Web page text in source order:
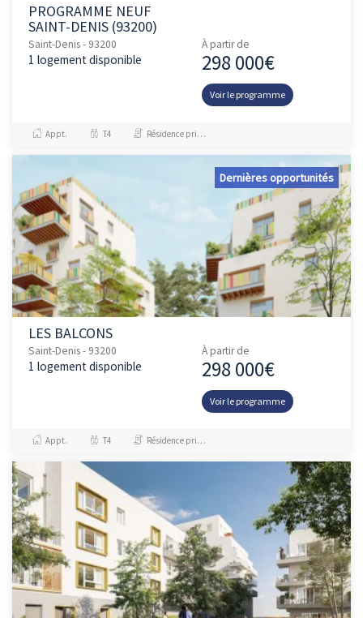
PROGRAMME NEUF
SAINT-DENIS (93200)
Saint-Denis - 93200
1 logement disponible
À partir de
298 000€
Voir le programme
Appt. T4 Résidence principale / PTZ
Dernières opportunités
LES BALCONS
Saint-Denis - 93200
1 logement disponible
À partir de
298 000€
Voir le programme
Appt. T4 Résidence principale / PTZ